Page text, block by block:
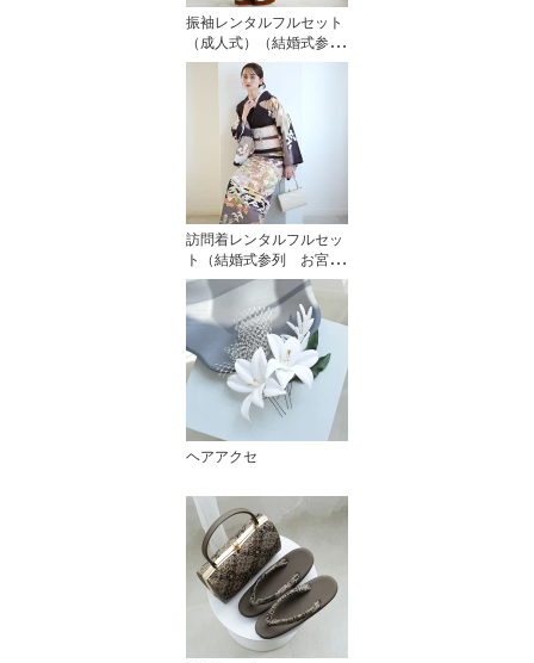
振袖レンタルフルセット
（成人式）（結婚式参
列 未婚）
訪問着レンタルフルセッ
ト（結婚式参列 お宮参
り）
ヘアアクセ